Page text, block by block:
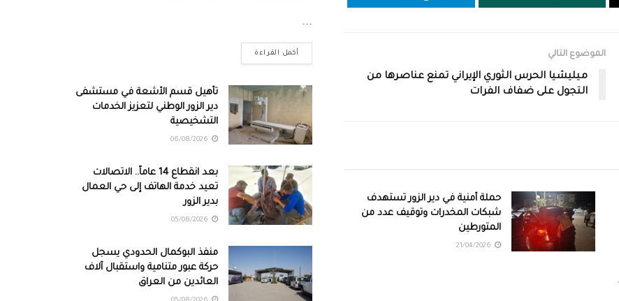
الموضوع التالي
ميليشيا الحرس الثوري الإيراني تمنع عناصرها من
التجول على ضفاف الفرات
حملة أمنية في دير الزور تستهدف
شبكات المخدرات وتوقيف عدد من
المتورطين
...
أكمل القراءة
تأهيل قسم الأشعة في مستشفى
دير الزور الوطني لتعزيز الخدمات
التشخيصية
بعد انقطاع 14 عاماً.. الاتصالات
تعيد خدمة الهاتف إلى حي العمال
بدير الزور
منفذ البوكمال الحدودي يسجل
حركة عبور متنامية واستقبال آلاف
العائدين من العراق